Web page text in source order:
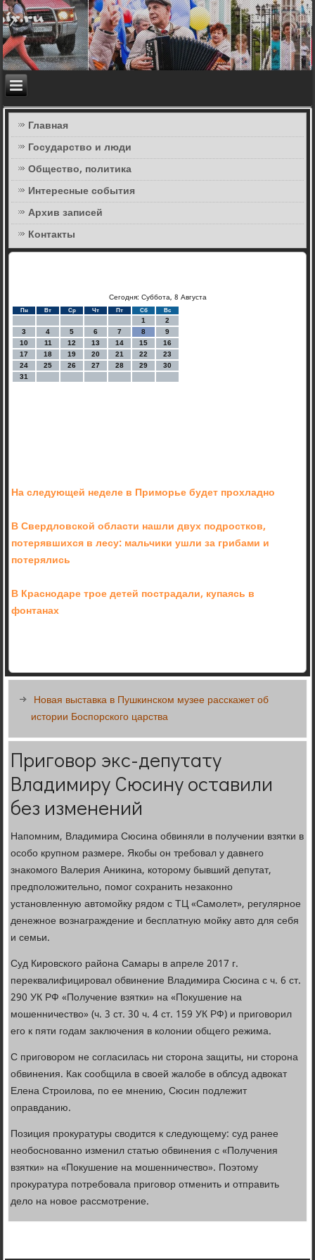
Главная
Государство и люди
Общество, политика
Интересные события
Архив записей
Контакты
Сегодня: Суббота, 8 Августа
Пн Вт Ср Чт Пт Сб Вс
1
2
3
4 5 6 7 8
9
10
11 12 13 14 15
16
17
18 19 20 21 22
23
24
25 26 27 28 29
30
31
На следующей неделе в Приморье будет прохладно
В Свердловской области нашли двух подростков,
потерявшихся в лесу: мальчики ушли за грибами и
потерялись
В Краснодаре трое детей пострадали, купаясь в
фонтанах
Новая выставка в Пушкинском музее расскажет об
истории Боспорского царства
Приговор экс-депутату
Владимиру Сюсину оставили
без изменений
Напомним, Владимира Сюсина обвиняли в получении взятки в
особо крупном размере. Якобы он требовал у давнего
знакомого Валерия Аникина, которому бывший депутат,
предположительно, помог сохранить незаконно
установленную автомойку рядом с ТЦ «Самолет», регулярное
денежное вознаграждение и бесплатную мойку авто для себя
и семьи.
Суд Кировского района Самары в апреле 2017 г.
переквалифицировал обвинение Владимира Сюсина с ч. 6 ст.
290 УК РФ «Получение взятки» на «Покушение на
мошенничество» (ч. 3 ст. 30 ч. 4 ст. 159 УК РФ) и приговорил
его к пяти годам заключения в колонии общего режима.
С приговором не согласилась ни сторона защиты, ни сторона
обвинения. Как сообщила в своей жалобе в облсуд адвокат
Елена Строилова, по ее мнению, Сюсин подлежит
оправданию.
Позиция прокуратуры сводится к следующему: суд ранее
необоснованно изменил статью обвинения с «Получения
взятки» на «Покушение на мошенничество». Поэтому
прокуратура потребовала приговор отменить и отправить
дело на новое рассмотрение.